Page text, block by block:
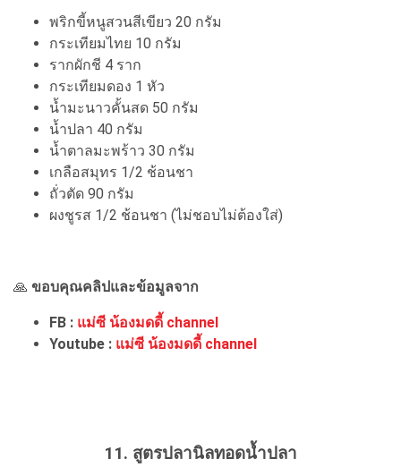
พริกขี้หนูสวนสีเขียว 20 กรัม
กระเทียมไทย 10 กรัม
รากผักชี 4 ราก
กระเทียมดอง 1 หัว
น้ำมะนาวคั้นสด 50 กรัม
น้ำปลา 40 กรัม
น้ำตาลมะพร้าว 30 กรัม
เกลือสมุทร 1/2 ช้อนชา
ถั่วตัด 90 กรัม
ผงชูรส 1/2 ช้อนชา (ไม่ชอบไม่ต้องใส่)
🙏 ขอบคุณคลิปและข้อมูลจาก
FB : แม่ซี น้องมดดี้ channel
Youtube : แม่ซี น้องมดดี้ channel
11. สูตรปลานิลทอดน้ำปลา